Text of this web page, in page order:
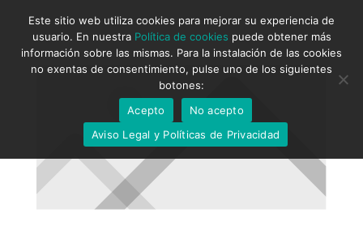
Este sitio web utiliza cookies para mejorar su experiencia de
usuario. En nuestra Política de cookies puede obtener más
información sobre las mismas. Para la instalación de las cookies
no exentas de consentimiento, pulse uno de los siguientes
botones:
Acepto
No acepto
Aviso Legal y Políticas de Privacidad